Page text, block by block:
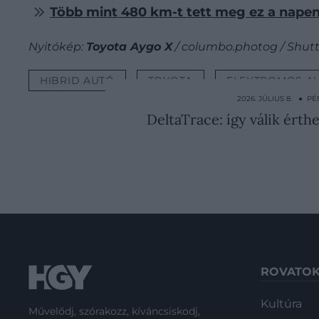
Több mint 480 km-t tett meg ez a
Nyitókép: Toyota Aygo X/ columbo.photog /
HIBRID AUTÓ TOYOTA ELEKTROMOS
2026. JÚLIUS 8. ●
DeltaTrace: így válik
Művelődj, szórakozz, kíváncsiskodj,
Kultúra